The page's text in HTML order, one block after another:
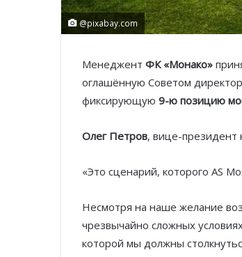
@pixabay.com
Менеджент ФК «Монако»
оглашённую Советом
фиксирующую 9-ю позицию
Олег Петров, вице-президент
«Это сценарий, которого AS
Несмотря на наше желание
чрезвычайно сложных
которой мы должны